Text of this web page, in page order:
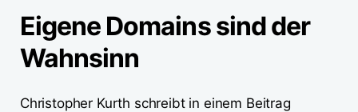
Eigene Domains sind der
Wahnsinn
Christopher Kurth schreibt in einem Beitrag